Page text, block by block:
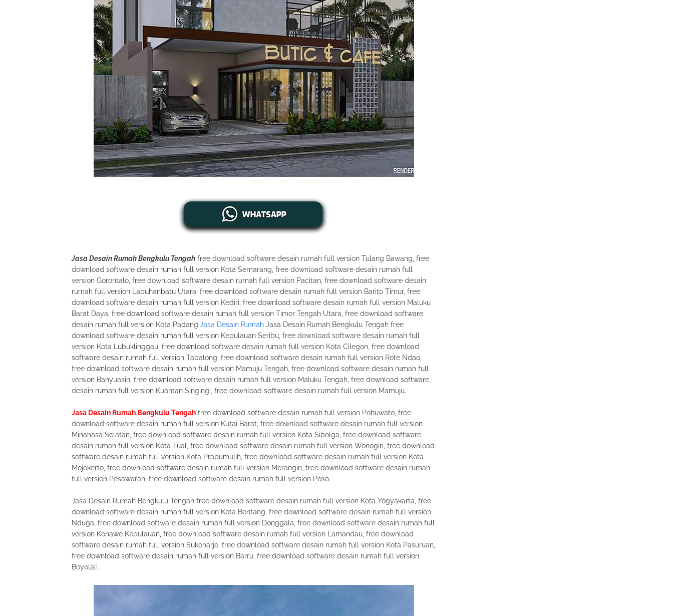
Jasa Desain Rumah Bengkulu Tengah free download software desain rumah full version Tulang Bawang, free
download software desain rumah full version Kota Semarang, free download software desain rumah full
version Gorontalo, free download software desain rumah full version Pacitan, free download software desain
rumah full version Labuhanbatu Utara, free download software desain rumah full version Barito Timur, free
download software desain rumah full version Kediri, free download software desain rumah full version Maluku
Barat Daya, free download software desain rumah full version Timor Tengah Utara, free download software
desain rumah full version Kota Padang.Jasa Desain Rumah Jasa Desain Rumah Bengkulu Tengah free
download software desain rumah full version Kepulauan Seribu, free download software desain rumah full
version Kota Lubuklinggau, free download software desain rumah full version Kota Cilegon, free download
software desain rumah full version Tabalong, free download software desain rumah full version Rote Ndao,
free download software desain rumah full version Mamuju Tengah, free download software desain rumah full
version Banyuasin, free download software desain rumah full version Maluku Tengah, free download software
desain rumah full version Kuantan Singingi, free download software desain rumah full version Mamuju.
Jasa Desain Rumah Bengkulu Tengah free download software desain rumah full version Pohuwato, free
download software desain rumah full version Kutai Barat, free download software desain rumah full version
Minahasa Selatan, free download software desain rumah full version Kota Sibolga, free download software
desain rumah full version Kota Tual, free download software desain rumah full version Wonogiri, free download
software desain rumah full version Kota Prabumulih, free download software desain rumah full version Kota
Mojokerto, free download software desain rumah full version Merangin, free download software desain rumah
full version Pesawaran, free download software desain rumah full version Poso.
Jasa Desain Rumah Bengkulu Tengah free download software desain rumah full version Kota Yogyakarta, free
download software desain rumah full version Kota Bontang, free download software desain rumah full version
Nduga, free download software desain rumah full version Donggala, free download software desain rumah full
version Konawe Kepulauan, free download software desain rumah full version Lamandau, free download
software desain rumah full version Sukoharjo, free download software desain rumah full version Kota Pasuruan,
free download software desain rumah full version Barru, free download software desain rumah full version
Boyolali.